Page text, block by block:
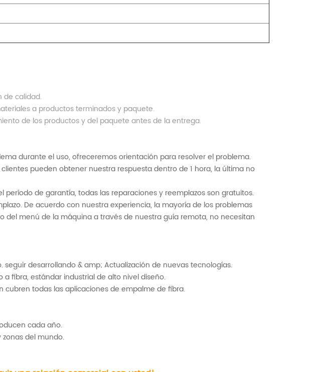
de calidad.
a productos terminados y paquete.
de los productos y del paquete antes de la entrega.
durante el uso, ofreceremos orientación para resolver el problema.
pueden obtener nuestra respuesta dentro de 1 hora, la última no
período de garantía, todas las reparaciones y reemplazos son gratuitos.
De acuerdo con nuestra experiencia, la mayoría de los problemas
del menú de la máquina a través de nuestra guía remota, no necesitan
desarrollando & amp; Actualización de nuevas tecnologías.
fibra, estándar industrial de alto niveldiseño.
todas las aplicaciones de empalme de fibra.
cada año.
del mundo.